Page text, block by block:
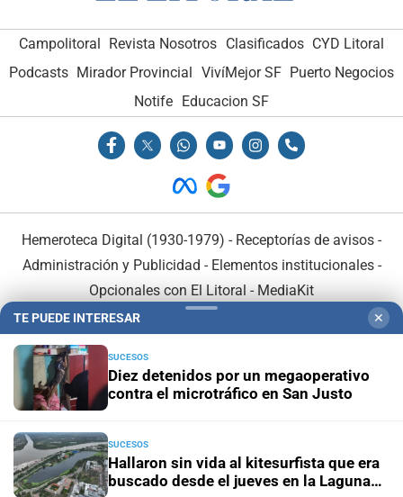
Campolitoral Revista Nosotros Clasificados CYD Litoral
Podcasts Mirador Provincial VivíMejor SF Puerto Negocios
Notife
Educacion SF
Hemeroteca Digital (1930-1979) - Receptorías de avisos -
Administración y Publicidad - Elementos institucionales-
Opcionales con El Litoral - MediaKit
En Asociación con:
TE PUEDE INTERESAR ✕
SUCESOS
Diez detenidos por un megaoperativo
contra el microtráfico en San Justo
SUCESOS
Hallaron sin vida al kitesurfista que era
buscado desde el jueves en la Laguna